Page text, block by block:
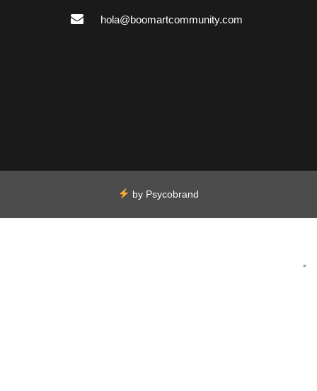
hola@boomartcommunity.com
by Psycobrand